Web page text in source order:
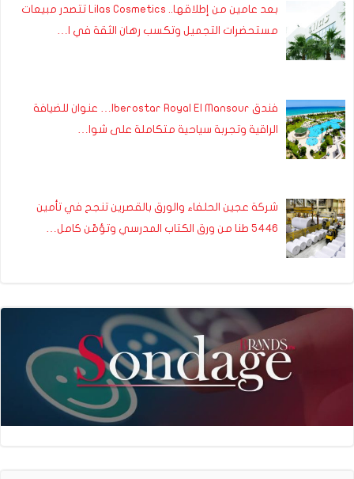
بعد عامين من إطلاقها.. Lilas Cosmetics تتصدر مبيعات
مستحضرات التجميل وتكسب رهان الثقة في ا…
فندق Iberostar Royal El Mansour… عنوان للضيافة
الراقية وتجربة سياحية متكاملة على شوا…
شركة عجين الحلفاء والورق بالقصرين تنجح في تأمين
5446 طنا من ورق الكتاب المدرسي وتؤمّن كامل…